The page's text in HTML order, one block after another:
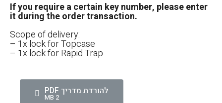
If you require a certain key number, please enter
it during the order transaction.
Scope of delivery:
– 1x lock for Topcase
– 1x lock for Rapid Trap
להורדת מדריך PDF
2 MB